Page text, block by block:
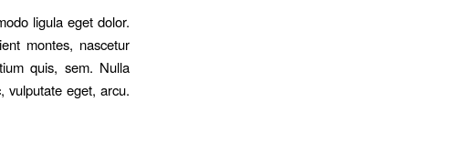
ligula eget dolor.
montes, nascetur
quis, sem. Nulla
vulputate eget, arcu.